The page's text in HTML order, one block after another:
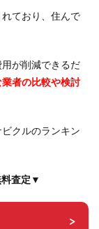
ており、住んで
が削減できるだ
者の比較や検討
クルのランキン
料査定▼